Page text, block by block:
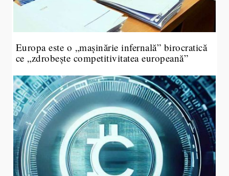
Europa este o „mașinărie infernală” birocratică
ce „zdrobește competitivitatea europeană”